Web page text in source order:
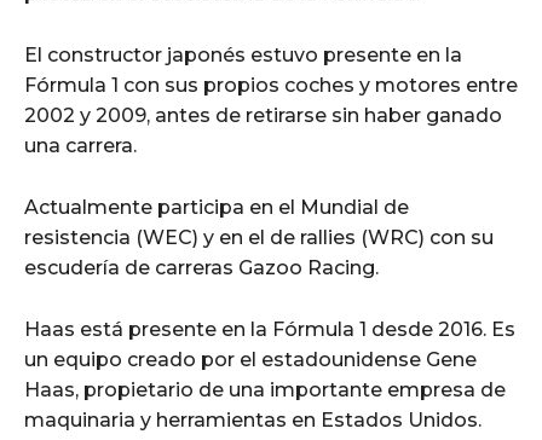
El constructor japonés estuvo presente en la
Fórmula 1 con sus propios coches y motores entre
2002 y 2009, antes de retirarse sin haber ganado
una carrera.
Actualmente participa en el Mundial de
resistencia (WEC) y en el de rallies (WRC) con su
escudería de carreras Gazoo Racing.
Haas está presente en la Fórmula 1 desde 2016. Es
un equipo creado por el estadounidense Gene
Haas, propietario de una importante empresa de
maquinaria y herramientas en Estados Unidos.